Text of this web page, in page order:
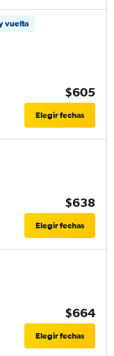
vuelta
$605
Elegir fechas
$638
Elegir fechas
$664
Elegir fechas